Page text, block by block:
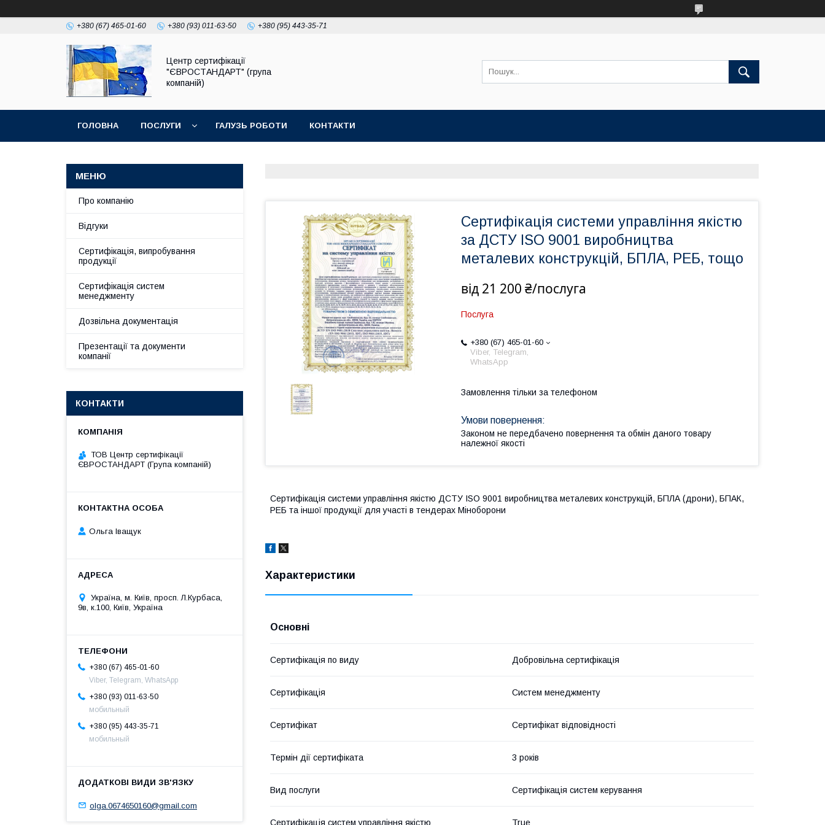
+380 (67) 465-01-60 +380 (93) 011-63-50 +380 (95) 443-35-71
Центр сертифікації
"ЄВРОСТАНДАРТ" (група
компаній)
ГОЛОВНА ПОСЛУГИ ГАЛУЗЬ РОБОТИ КОНТАКТИ
Сертифікація системи управління якістю
за ДСТУ ISO 9001 виробництва
металевих конструкцій, БПЛА, РЕБ, тощо
від 21 200 ₴/послуга
Послуга
+380 (67) 465-01-60
Viber, Telegram,
WhatsApp
Замовлення тільки за телефоном
Законом не передбачено повернення та обмін даного товару
належної якості
Сертифікація системи управління якістю ДСТУ ISO 9001 виробництва металевих конструкцій, БПЛА (дрони), БПАК,
РЕБ та іншої продукції для участі в тендерах Міноборони
Характеристики
Основні
Сертифікація по виду Добровільна сертифікація
Сертифікація Систем менеджменту
Сертифікат Сертифікат відповідності
Термін дії сертифіката 3 років
Вид послуги Сертифікація систем керування
Сертифікація систем управління якістю True
Про компанію
Відгуки
Сертифікація, випробування
продукції
Сертифікація систем
менеджменту
Дозвільна документація
Презентації та документи
компанії
КОНТАКТИ
ТОВ Центр сертифікації
ЄВРОСТАНДАРТ (Група компаній)
Ольга Іващук
Україна, м. Київ, просп. Л.Курбаса,
9в, к.100, Київ, Україна
+380 (67) 465-01-60
Viber, Telegram, WhatsApp
+380 (93) 011-63-50
мобильный
+380 (95) 443-35-71
мобильный
olga.0674650160@gmail.com